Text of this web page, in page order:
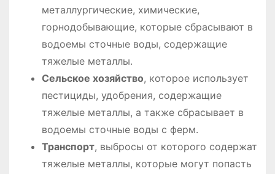
металлургические, химические,
горнодобывающие, которые сбрасывают в
водоемы сточные воды, содержащие
тяжелые металлы.
Сельское хозяйство, которое использует
пестициды, удобрения, содержащие
тяжелые металлы, а также сбрасывает в
водоемы сточные воды с ферм.
Транспорт, выбросы от которого содержат
тяжелые металлы, которые могут попасть